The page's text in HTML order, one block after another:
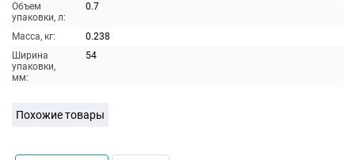
Объем
упаковки, л:
0.7
Масса, кг:
0.238
Ширина
упаковки,
мм:
54
Похожие товары